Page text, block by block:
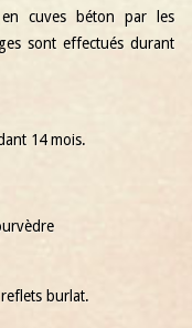
cuves béton par les
sont effectués durant
14 mois.
burlat.